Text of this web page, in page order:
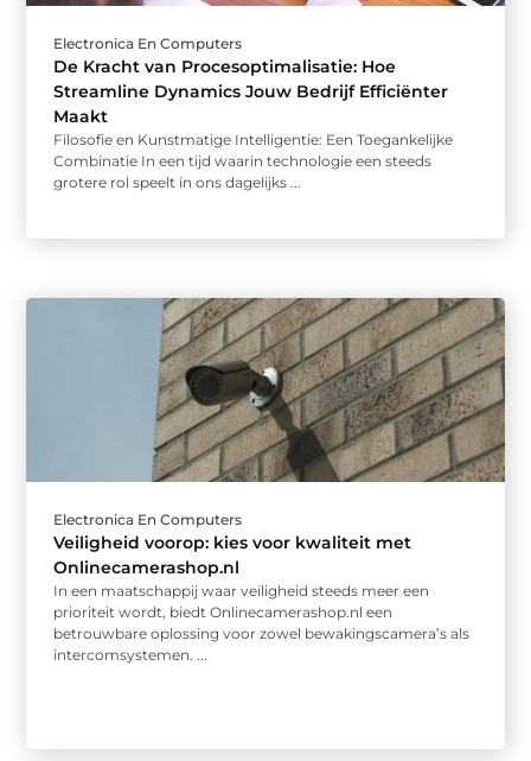
Electronica En Computers
De Kracht van Procesoptimalisatie: Hoe
Streamline Dynamics Jouw Bedrijf Efficiënter
Maakt
Filosofie en Kunstmatige Intelligentie: Een Toegankelijke
Combinatie In een tijd waarin technologie een steeds
grotere rol speelt in ons dagelijks ...
Electronica En Computers
Veiligheid voorop: kies voor kwaliteit met
Onlinecamerashop.nl
In een maatschappij waar veiligheid steeds meer een
prioriteit wordt, biedt Onlinecamerashop.nl een
betrouwbare oplossing voor zowel bewakingscamera’s als
intercomsystemen. ...